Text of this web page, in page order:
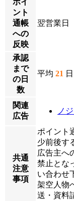
ポイ
ント
通帳
への
反映
翌営業日
承認
まで
の日
数
平均 21 日
関連
広告
ノ
共通
注意
事項
ポイント
少前後す
広告主へ
禁止とな
い合わせ
架空人物
送・資料